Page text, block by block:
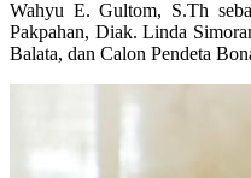
Wahyu E. Gultom, S.Th
Pakpahan, Diak. Linda
Balata, dan Calon Pendeta